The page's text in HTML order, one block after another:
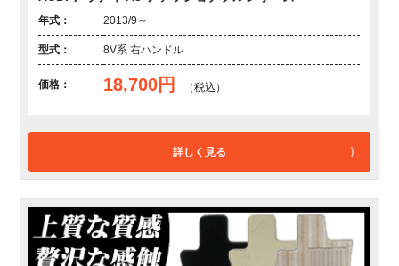
年式： 2013/9～
型式： 8V系 右ハンドル
価格： 18,700円 （税込）
詳しく見る